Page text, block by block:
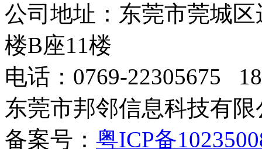
公司地址：东莞市莞城
楼B座11楼
电话：0769-22305675
东莞市邦邻信息科技有
备案号： 粤ICP备